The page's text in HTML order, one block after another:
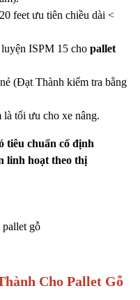
feet ưu tiên chiều dài <
ISPM 15 cho pallet
(Đạt Thành kiểm tra bằng
là tối ưu cho xe nâng.
tiêu chuẩn cố định
linh hoạt theo thị
Cho Pallet Gỗ